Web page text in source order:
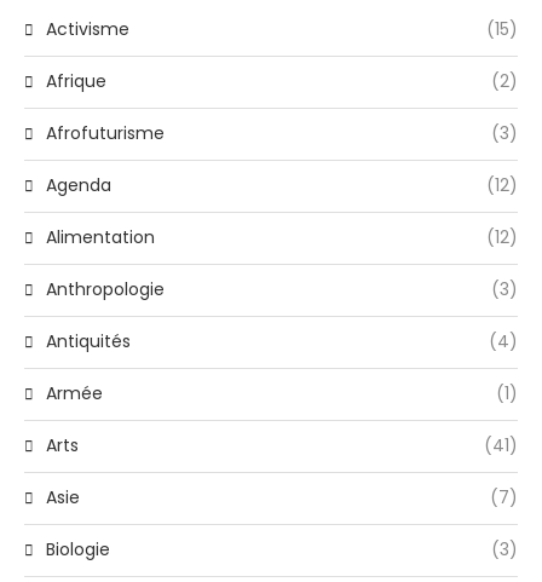
Activisme (15)
Afrique (2)
Afrofuturisme (3)
Agenda (12)
Alimentation (12)
Anthropologie (3)
Antiquités (4)
Armée (1)
Arts (41)
Asie (7)
Biologie (3)